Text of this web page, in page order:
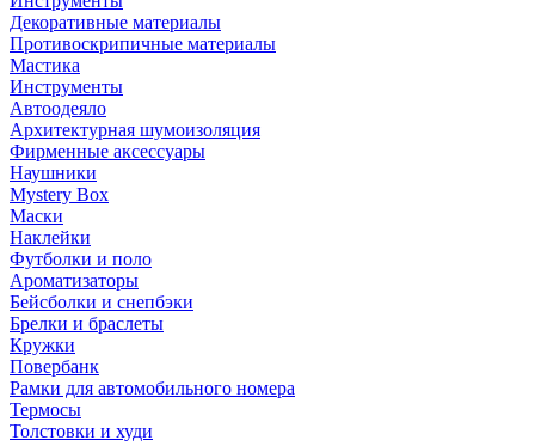
Декоративные материалы
Противоскрипичные материалы
Мастика
Инструменты
Автоодеяло
Архитектурная шумоизоляция
Фирменные аксессуары
Наушники
Mystery Box
Маски
Наклейки
Футболки и поло
Ароматизаторы
Бейсболки и снепбэки
Брелки и браслеты
Кружки
Повербанк
Рамки для автомобильного номера
Термосы
Толстовки и худи